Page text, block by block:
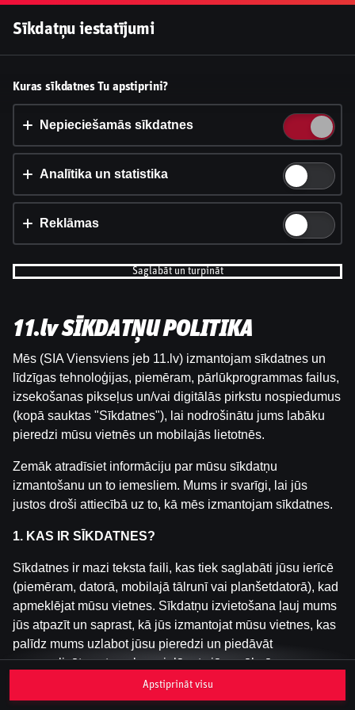
Šai spēlei nav pieejama demo versija. Lūdzu,
pieslēdzies, lai spēlētu ar īstu naudu.
Pieslēgties
Vai pieņemt sīkdatnes?
Šī vietne izmanto 3 dažādu veidu sīkdatnes: obligāti
nepieciešamās, analītikas un statistikas, reklāmas.
Iestatījumi un informācija
Sīkdatņu iestatījumi
Kuras sīkdatnes Tu apstiprini?
Nepieciešamās sīkdatnes
Analītika un statistika
Reklāmas
Saglabāt un turpināt
11.lv SĪKDATŅU POLITIKA
Mēs (SIA Viensviens jeb 11.lv) izmantojam sīkdatnes un
līdzīgas tehnoloģijas, piemēram, pārlūkprogrammas failus,
izsekošanas pikseļus un/vai digitālās pirkstu nospiedumus
(kopā sauktas "Sīkdatnes"), lai nodrošinātu jums labāku
pieredzi mūsu vietnēs un mobilajās lietotnēs.
Zemāk atradīsiet informāciju par mūsu sīkdatņu
izmantošanu un to iemesliem. Mums ir svarīgi, lai jūs
justos droši attiecībā uz to, kā mēs izmantojam sīkdatnes.
1. KAS IR SĪKDATNES?
Sīkdatnes ir mazi teksta faili, kas tiek saglabāti jūsu ierīcē
(piemēram, datorā, mobilajā tālrunī vai planšetdatorā), kad
apmeklējat mūsu vietnes. Sīkdatņu izvietošana ļauj mums
jūs atpazīt un saprast, kā jūs izmantojat mūsu vietnes, kas
palīdz mums uzlabot jūsu pieredzi un piedāvāt
personalizētu saturu, kas pielāgots jūsu vēlmēm.
Sīkdatnes var būt pagaidu (tā sauktas "sesijas sīkdatnes")
Apstiprināt visu